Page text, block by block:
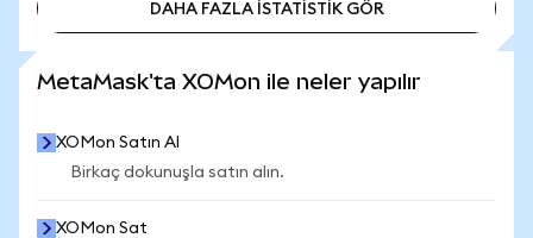
DAHA FAZLA İSTATİSTİK GÖR
MetaMask'ta XOMon ile neler yapılır
XOMon Satın Al
Birkaç dokunuşla satın alın.
XOMon Sat